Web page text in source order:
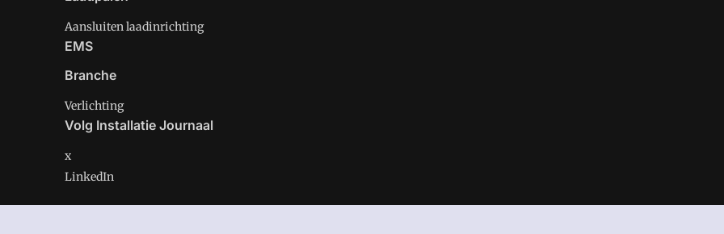
Aansluiten laadinrichting
EMS
Branche
Verlichting
Volg Installatie Journaal
x
LinkedIn